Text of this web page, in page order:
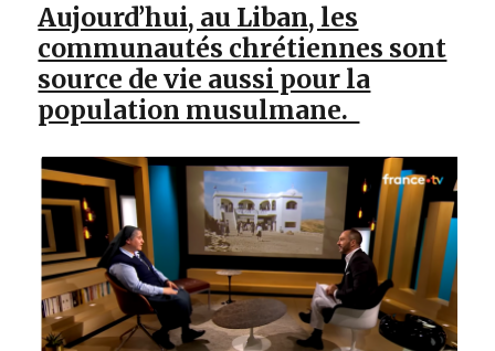
Aujourd’hui, au Liban, les
communautés chrétiennes sont
source de vie aussi pour la
population musulmane.